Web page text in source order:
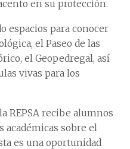
en su protección.
espacios para conocer
el Paseo de las
el Geopedregal, así
vivas para los
REPSA recibe alumnos
académicas sobre el
es una oportunidad